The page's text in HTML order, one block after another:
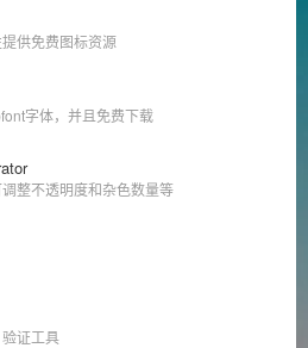
供免费图标资源
字体，并且免费下载
整不透明度和杂色数量等
证工具